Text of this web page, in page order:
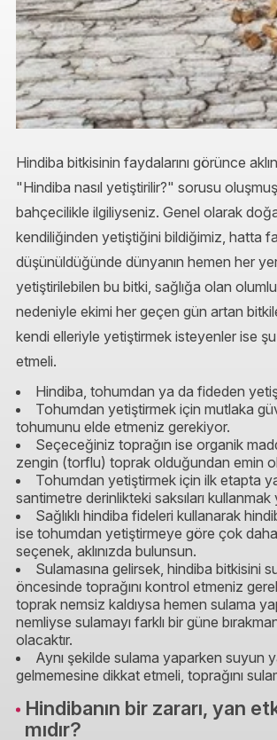
Hindiba bitkisinin faydalarını görünce
"Hindiba nasıl yetiştirilir?" sorusu
bahçecilikle ilgiliyseniz. Genel olarak
kendiliğinden yetiştiğini bildiğimiz, hatta
düşünüldüğünde dünyanın hemen her
yetiştirilebilen bu bitki, sağlığa olan
nedeniyle ekimi her geçen gün artan
kendi elleriyle yetiştirmek isteyenler ise
etmeli.
Hindiba, tohumdan ya da fideden
Tohumdan yetiştirmek için mutlaka
tohumunu elde etmeniz gerekiyor.
Seçeceğiniz toprağın ise organik
zengin (torflu) toprak olduğundan emin
Tohumdan yetiştirmek için ilk etapta
santimetre derinlikteki saksıları kullanmak
Sağlıklı hindiba fideleri kullanarak
ise tohumdan yetiştirmeye göre çok
seçenek, aklınızda bulunsun.
Sulamasına gelirsek, hindiba bitkisini
öncesinde toprağını kontrol etmeniz
toprak nemsiz kaldıysa hemen sulama
nemliyse sulamayı farklı bir güne
olacaktır.
Aynı şekilde sulama yaparken suyun
gelmemesine dikkat etmeli, toprağını
Hindibanın bir zararı, yan
mıdır?